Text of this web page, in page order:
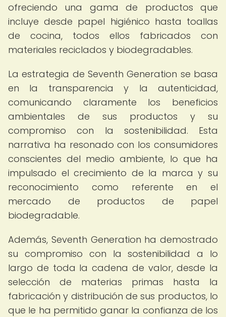
ofreciendo una gama de productos que
incluye desde papel higiénico hasta toallas
de cocina, todos ellos fabricados con
materiales reciclados y biodegradables.
La estrategia de Seventh Generation se basa
en la transparencia y la autenticidad,
comunicando claramente los beneficios
ambientales de sus productos y su
compromiso con la sostenibilidad. Esta
narrativa ha resonado con los consumidores
conscientes del medio ambiente, lo que ha
impulsado el crecimiento de la marca y su
reconocimiento como referente en el
mercado de productos de papel
biodegradable.
Además, Seventh Generation ha demostrado
su compromiso con la sostenibilidad a lo
largo de toda la cadena de valor, desde la
selección de materias primas hasta la
fabricación y distribución de sus productos, lo
que le ha permitido ganar la confianza de los